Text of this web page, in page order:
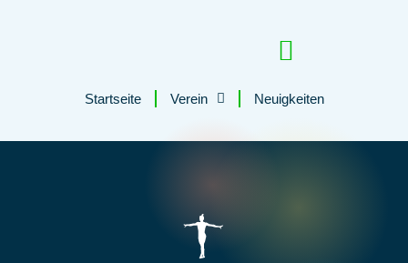
Startseite Verein Neuigkeiten